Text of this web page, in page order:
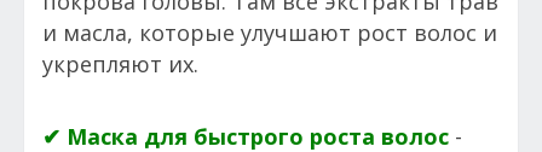
и масла, которые улучшают рост волос и
укрепляют их.
✔ Маска для быстрого роста волос -